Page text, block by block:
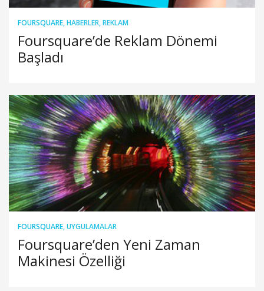
FOURSQUARE,HABERLER,REKLAM
Foursquare’de Reklam Dönemi
Başladı
FOURSQUARE,UYGULAMALAR
Foursquare’den Yeni Zaman
Makinesi Özelliği